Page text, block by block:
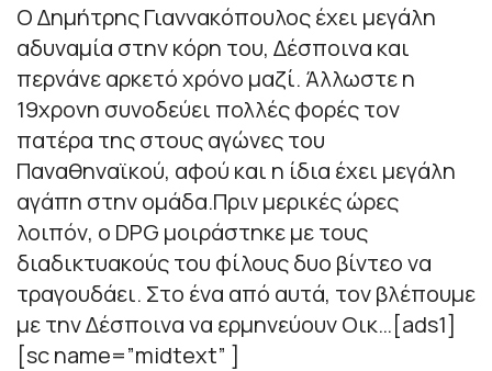
Ο Δημήτρης Γιαννακόπουλος έχει μεγάλη
αδυναμία στην κόρη του, Δέσποινα και
περνάνε αρκετό χρόνο μαζί. Άλλωστε η
19χρονη συνοδεύει πολλές φορές τον
πατέρα της στους αγώνες του
Παναθηναϊκού, αφού και η ίδια έχει μεγάλη
αγάπη στην ομάδα.Πριν μερικές ώρες
λοιπόν, ο DPG μοιράστηκε με τους
διαδικτυακούς του φίλους δυο βίντεο να
τραγουδάει. Στο ένα από αυτά, τον βλέπουμε
με την Δέσποινα να ερμηνεύουν Οικ…[ads1]
[sc name=”midtext” ]